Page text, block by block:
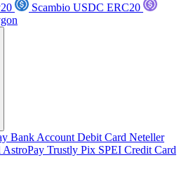
Scambio USDC ERC20
Bank Account Debit Card Neteller
AstroPay Trustly Pix SPEI Credit Card